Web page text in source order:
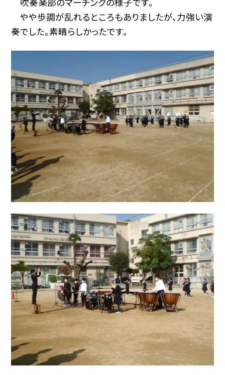
やや歩調が乱れるところもありましたが、力強い演
奏でした。素晴らしかったです。